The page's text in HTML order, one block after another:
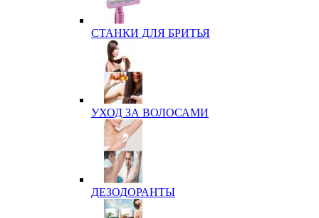
СТАНКИ ДЛЯ БРИТЬЯ
УХОД ЗА ВОЛОСАМИ
ДЕЗОДОРАНТЫ